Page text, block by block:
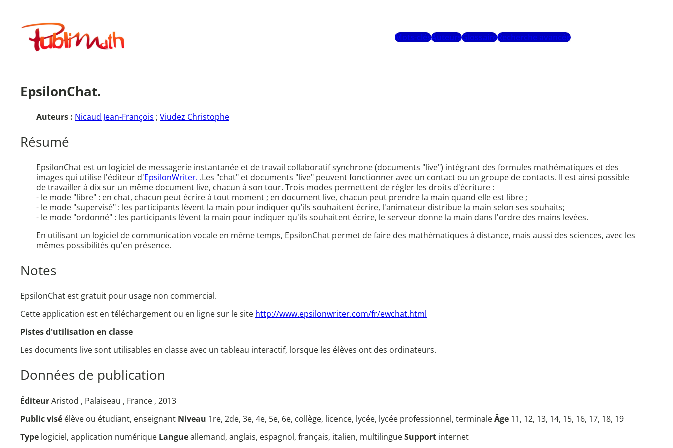
contenuPublimath
Mots-clésAuteursGlossaireRecherche avancée
EpsilonChat.
Auteurs : Nicaud Jean-François ; Viudez Christophe
Résumé
EpsilonChat est un logiciel de messagerie instantanée et de travail collaboratif synchrone (documents "live") intégrant des formules mathématiques et des
images qui utilise l'éditeur d'EpsilonWriter. .Les "chat" et documents "live" peuvent fonctionner avec un contact ou un groupe de contacts. Il est ainsi possible
de travailler à dix sur un même document live, chacun à son tour. Trois modes permettent de régler les droits d'écriture :
- le mode "libre" : en chat, chacun peut écrire à tout moment ; en document live, chacun peut prendre la main quand elle est libre ;
- le mode "supervisé" : les participants lèvent la main pour indiquer qu'ils souhaitent écrire, l'animateur distribue la main selon ses souhaits;
- le mode "ordonné" : les participants lèvent la main pour indiquer qu'ils souhaitent écrire, le serveur donne la main dans l'ordre des mains levées.
En utilisant un logiciel de communication vocale en même temps, EpsilonChat permet de faire des mathématiques à distance, mais aussi des sciences, avec les
mêmes possibilités qu'en présence.
Notes
EpsilonChat est gratuit pour usage non commercial.
Cette application est en téléchargement ou en ligne sur le site http://www.epsilonwriter.com/fr/ewchat.html
Pistes d'utilisation en classe
Les documents live sont utilisables en classe avec un tableau interactif, lorsque les élèves ont des ordinateurs.
Données de publication
ÉditeurAristod , Palaiseau , France , 2013
Public visé élève ou étudiant, enseignant Niveau 1re, 2de, 3e, 4e, 5e, 6e, collège, licence, lycée, lycée professionnel, terminaleÂge 11, 12, 13, 14, 15, 16, 17, 18, 19
Type logiciel, application numérique Langueallemand, anglais, espagnol, français, italien, multilingueSupport internet